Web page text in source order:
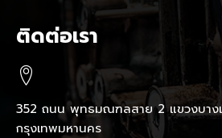
ติดต่อเรา
352 ถนน พุทธมณฑลสาย 2 แขวงบาง
กรุงเทพมหานคร